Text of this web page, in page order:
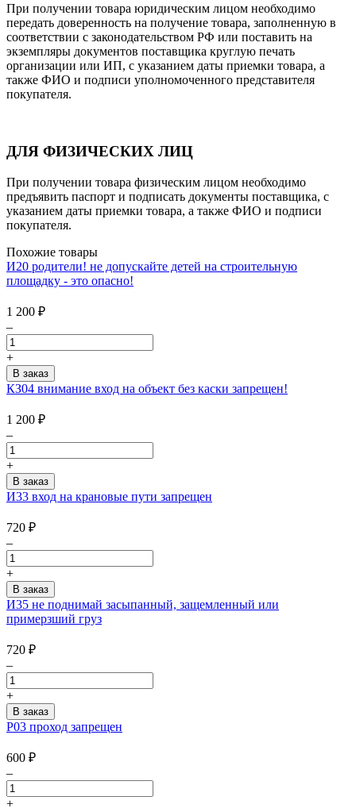
При получении товара юридическим лицом необходимо
передать доверенность на получение товара, заполненную в
соответствии с законодательством РФ или поставить на
экземпляры документов поставщика круглую печать
организации или ИП, с указанием даты приемки товара, а
также ФИО и подписи уполномоченного представителя
покупателя.
ДЛЯ ФИЗИЧЕСКИХ ЛИЦ
При получении товара физическим лицом необходимо
предъявить паспорт и подписать документы поставщика, с
указанием даты приемки товара, а также ФИО и подписи
покупателя.
Похожие товары
И20 родители! не допускайте детей на строительную
площадку - это опасно!
1 200 ₽
–
+
КЗ04 внимание вход на объект без каски запрещен!
1 200 ₽
–
+
И33 вход на крановые пути запрещен
720 ₽
–
+
И35 не поднимай засыпанный, защемленный или
примерзший груз
720 ₽
–
+
Р03 проход запрещен
600 ₽
–
+